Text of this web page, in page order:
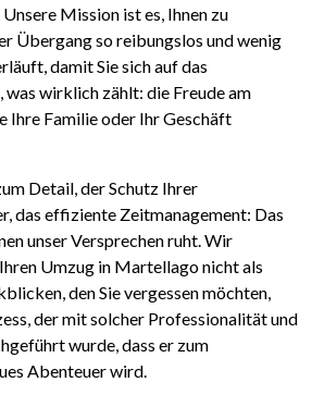
Mission ist es, Ihnen zu
Übergang so reibungslos und wenig
damit Sie sich auf das
was wirklich zählt: die Freude am
Ihre Familie oder Ihr Geschäft
Detail, der Schutz Ihrer
das effiziente Zeitmanagement: Das
unser Versprechen ruht. Wir
Umzug in Martellago nicht als
den Sie vergessen möchten,
der mit solcher Professionalität und
wurde, dass er zum
Abenteuer wird.